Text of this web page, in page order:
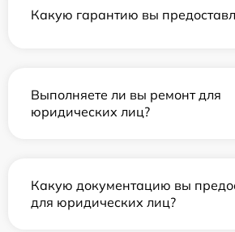
Какую гарантию вы
Выполняете ли вы ремонт для
юридических лиц?
Какую документацию вы
для юридических лиц?